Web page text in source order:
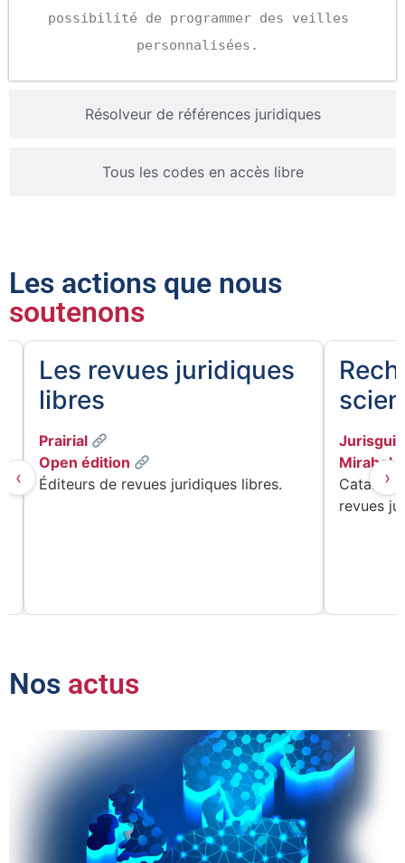
Résolveur de références juridiques
Tous les codes en accès libre
possibilité de programmer des veilles
personnalisées.
Les actions que nous
soutenons
Les revues juridiques
libres
Prairial
Open édition
Éditeurs de revues juridiques libres.
Mirabel
revues
‹ ›
Nos actus